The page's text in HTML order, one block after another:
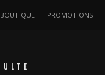
PROMOTIONS